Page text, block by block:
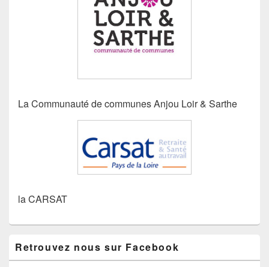
La Communauté de communes Anjou Loir & Sarthe
la CARSAT
principale
de
Retrouvez nous sur Facebook